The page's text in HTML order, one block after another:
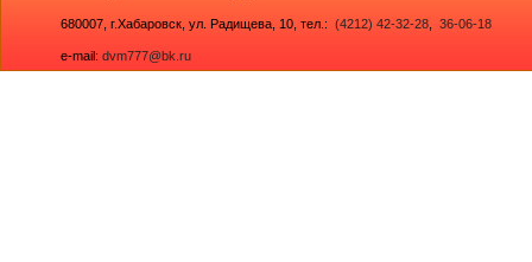
680007, г.Хабаровск, ул. Радищева, 10 , тел.: (4212) 42-32-28 36-06-18
e-mail: dvm777@bk.ru